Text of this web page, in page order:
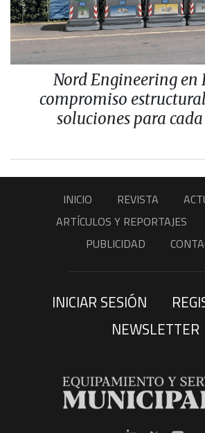
Nord Engineering en
compromiso
soluciones para
INICIO REVISTA
ARTÍCULOS Y REPORTAJES
PUBLICIDAD
INICIAR SESIÓN
NEWSLETTER